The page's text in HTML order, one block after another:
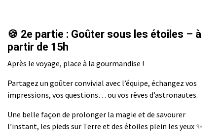
🍪 2e partie : Goûter sous les étoiles – à
partir de 15h
Après le voyage, place à la gourmandise !
Partagez un goûter convivial avec l’équipe, échangez vos
impressions, vos questions… ou vos rêves d’astronautes.
Une belle façon de prolonger la magie et de savourer
l’instant, les pieds sur Terre et des étoiles plein les yeux ✨